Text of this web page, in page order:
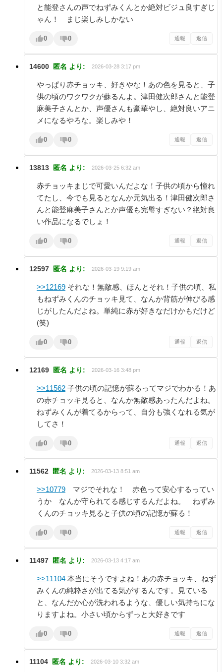
と能登さんの声でねずみくんとか絶対ビジュ良すぎじ
ゃん！ まじ楽しみしかない
0 0 通報 返信
14600 匿名 より: 2026-03-28 3:17 pm
やっぱり赤チョッキ、好きやな！あの色を見ると、子
供の頃のワクワクが蘇るんよ。津田健次郎さんと能登
麻美子さんとか、声優さんも豪華やし、絶対良いアニ
メになるやろな。楽しみや！
0 0 通報 返信
13813 匿名 より: 2026-03-25 6:32 am
赤チョッキまじで可愛いんだよな！子供の頃から憧れ
てたし、今でも見るとなんか元気出る！津田健次郎さ
んと能登麻美子さんとか声優も完璧すぎない？絶対良
い作品になるでしょ！
0 0 通報 返信
12597 匿名 より: 2026-03-19 9:19 am
>>12169 それな！無敵感、ほんとそれ！子供の頃、私
もねずみくんのチョッキ見て、なんか背筋が伸びる感
じがしたんだよね。単純に赤が好きなだけかもだけど
(笑)
0 0 通報 返信
12169 匿名 より: 2026-03-16 3:48 pm
>>11562 子供の頃の記憶が蘇るってマジでわかる！あ
の赤チョッキ見ると、なんか無敵感あったんだよね。
ねずみくんが着てるからって、自分も強くなれる気が
してさ！
0 0 通報 返信
11562 匿名 より: 2026-03-13 8:51 am
>>10779 マジでそれな！ 赤色って安心するってい
うか なんか守られてる感じするんだよね。 ねずみ
くんのチョッキ見ると子供の頃の記憶が蘇る！
0 0 通報 返信
11497 匿名 より: 2026-03-13 4:17 am
>>11104 本当にそうですよね！あの赤チョッキ、ねず
みくんの純粋さが出てる気がするんです。見ている
と、なんだか心が洗われるような、優しい気持ちにな
りますよね。小さい頃からずっと大好きです
0 0 通報 返信
11104 匿名 より: 2026-03-10 3:32 am